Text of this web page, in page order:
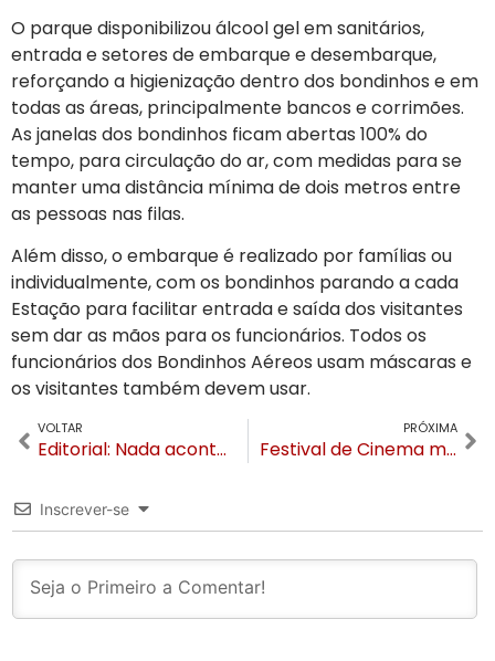
O parque disponibilizou álcool gel em sanitários,
entrada e setores de embarque e desembarque,
reforçando a higienização dentro dos bondinhos e em
todas as áreas, principalmente bancos e corrimões.
As janelas dos bondinhos ficam abertas 100% do
tempo, para circulação do ar, com medidas para se
manter uma distância mínima de dois metros entre
as pessoas nas filas.
Além disso, o embarque é realizado por famílias ou
individualmente, com os bondinhos parando a cada
Estação para facilitar entrada e saída dos visitantes
sem dar as mãos para os funcionários. Todos os
funcionários dos Bondinhos Aéreos usam máscaras e
os visitantes também devem usar.
VOLTAR
Editorial: Nada acontece por acaso. E o Acontece Gramado está no ar!
PRÓXIMA
Festival de Cinema muda de data e não será mais no mês de agosto
Inscrever-se